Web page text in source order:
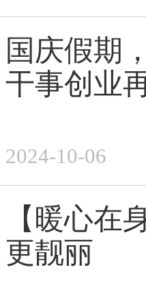
国庆假期
干事创业
2024-10-06
【暖心在
更靓丽